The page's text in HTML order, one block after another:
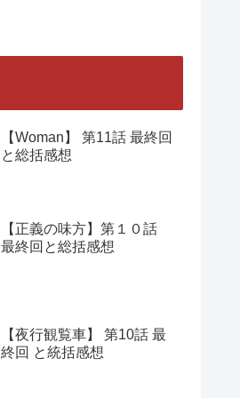
【Woman】 第11話 最終回
と総括感想
【正義の味方】第１０話
最終回と総括感想
【夜行観覧車】 第10話 最
終回 と統括感想